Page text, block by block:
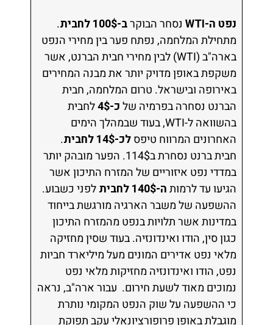
נסחר הבוקרב-100$ לחבית
.
מתחילת המלחמה, נפתח פער בין מחירי הנפט
בארה"ב (WTI) לבין מחירי חבית הברנט, אשר
משקפת באופן מדויק יותר את מבנה המחירים
באירופה ובישראל. טרום המלחמה, חבית
הברנט נסחרה בפרמיה שלכ-4$
לחבית
בהשוואה ל-WTI, בעוד שבמהלך הימים
האחרונים המרווח טיפסלכ-14$ לחבית
.
חבית ברנט נסחרת ב114$. הפער מובהק יותר
במדדי נפט איזוריים של המזרח התיכון אשר
הגיעו עד לרמותה-140$ לחבית
לפני כשבוע.
ההשפעה של משבר הארגיה מורגשת בייחוד
במדינות אשר תלויות בנפט מהמזרח התיכון
כגון סין, הודו ואינדונזיה. בעוד שסין מחזיקה
מלאי נפט אדירים המונים מעל מיליארד חביות
נפט, הודו ואינדונזיה מחזיקות מלאי נפט
נמוכים מאוד לשעת חירום. עבור ארה"ב, נראה
כי ההשפעה על שוק הנפט המקומי נותרת
מוגבלת באופן פרופורציונאלי עקב תפוקת